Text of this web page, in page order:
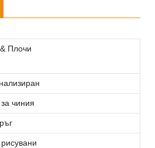
Плочи
чиния